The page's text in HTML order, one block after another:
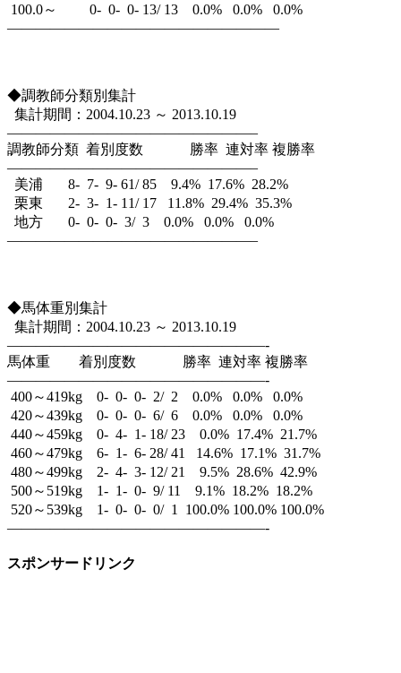
100.0～ 0- 0- 0- 13/ 13 0.0% 0.0% 0.0%
———————————————————
◆調教師分類別集計
集計期間：2004.10.23 ～ 2013.10.19
—————————————————–
調教師分類 着別度数 勝率 連対率 複勝率
—————————————————–
美浦 8- 7- 9- 61/ 85 9.4% 17.6% 28.2%
栗東 2- 3- 1- 11/ 17 11.8% 29.4% 35.3%
地方 0- 0- 0- 3/ 3 0.0% 0.0% 0.0%
—————————————————–
◆馬体重別集計
集計期間：2004.10.23 ～ 2013.10.19
——————————————————-
馬体重 着別度数 勝率 連対率 複勝率
——————————————————-
400～419kg 0- 0- 0- 2/ 2 0.0% 0.0% 0.0%
420～439kg 0- 0- 0- 6/ 6 0.0% 0.0% 0.0%
440～459kg 0- 4- 1- 18/ 23 0.0% 17.4% 21.7%
460～479kg 6- 1- 6- 28/ 41 14.6% 17.1% 31.7%
480～499kg 2- 4- 3- 12/ 21 9.5% 28.6% 42.9%
500～519kg 1- 1- 0- 9/ 11 9.1% 18.2% 18.2%
520～539kg 1- 0- 0- 0/ 1 100.0% 100.0% 100.0%
——————————————————-
スポンサードリンク